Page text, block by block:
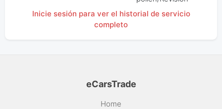
Inicie sesión para ver el historial de servicio
completo
eCarsTrade
Home